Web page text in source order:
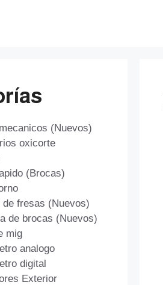
(Nuevos)
oxicorte
(Brocas)
de fresas (Nuevos)
de brocas (Nuevos)
mig
analogo
digital
Exterior